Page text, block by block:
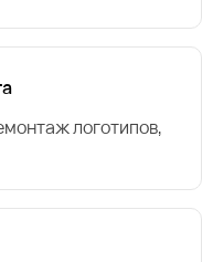
логотипов,